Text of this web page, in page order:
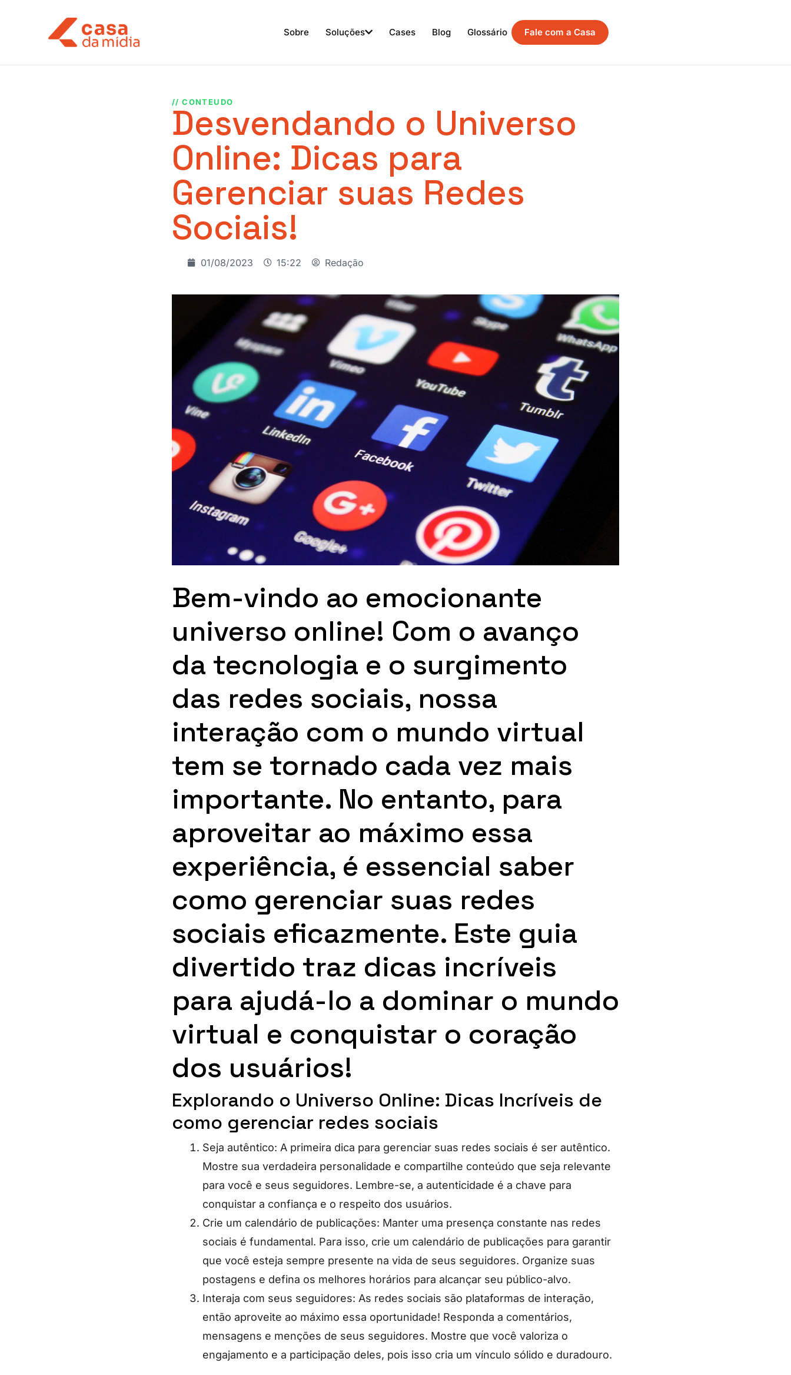
Sobre Soluções Cases Blog Glossário Fale com a Casa
// CONTEUDO
Desvendando o Universo
Online: Dicas para
Gerenciar suas Redes
Sociais!
01/08/2023 15:22 Redação
Bem-vindo ao emocionante
universo online! Com o avanço
da tecnologia e o surgimento
das redes sociais, nossa
interação com o mundo virtual
tem se tornado cada vez mais
importante. No entanto, para
aproveitar ao máximo essa
experiência, é essencial saber
como gerenciar suas redes
sociais eficazmente. Este guia
divertido traz dicas incríveis
para ajudá-lo a dominar o mundo
virtual e conquistar o coração
dos usuários!
Explorando o Universo Online: Dicas Incríveis de
como gerenciar redes sociais
Seja autêntico: A primeira dica para gerenciar suas redes sociais é ser autêntico.
Mostre sua verdadeira personalidade e compartilhe conteúdo que seja relevante
para você e seus seguidores. Lembre-se, a autenticidade é a chave para
conquistar a confiança e o respeito dos usuários.
Crie um calendário de publicações: Manter uma presença constante nas redes
sociais é fundamental. Para isso, crie um calendário de publicações para garantir
que você esteja sempre presente na vida de seus seguidores. Organize suas
postagens e defina os melhores horários para alcançar seu público-alvo.
Interaja com seus seguidores: As redes sociais são plataformas de interação,
então aproveite ao máximo essa oportunidade! Responda a comentários,
mensagens e menções de seus seguidores. Mostre que você valoriza o
engajamento e a participação deles, pois isso cria um vínculo sólido e duradouro.